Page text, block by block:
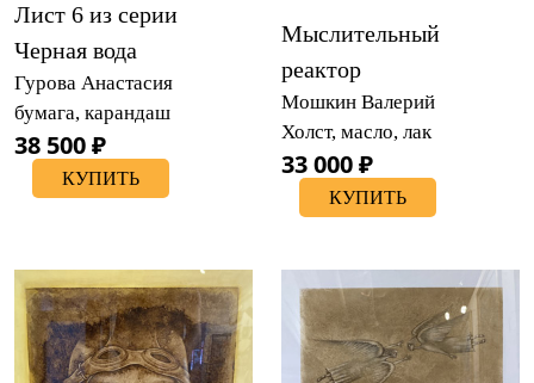
Лист 6 из серии
Черная вода
Гурова Анастасия
бумага, карандаш
38 500 ₽
КУПИТЬ
Мыслительный
реактор
Мошкин Валерий
Холст, масло, лак
33 000 ₽
КУПИТЬ